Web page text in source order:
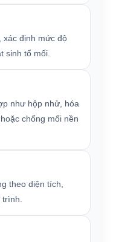
xác định mức độ
sinh tổ mối.
như hộp nhử, hóa
chống mối nền
theo diện tích,